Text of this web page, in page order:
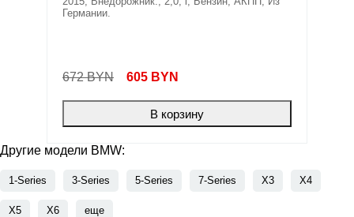
Германии.
672 BYN 605 BYN
В корзину
Другие модели BMW:
1-Series 3-Series 5-Series 7-Series X3 X4
X5 X6 еще